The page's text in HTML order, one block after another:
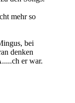
mehr so
bei
denken
er war.